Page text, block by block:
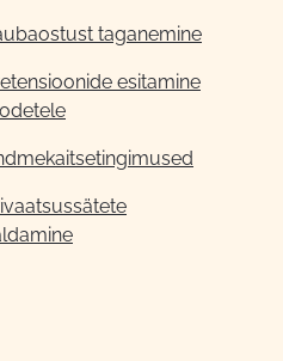
taganemine
esitamine